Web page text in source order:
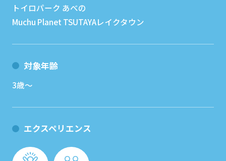
トイロパーク あべの
Muchu Planet TSUTAYAレイクタウン
対象年齢
3歳～
エクスペリエンス